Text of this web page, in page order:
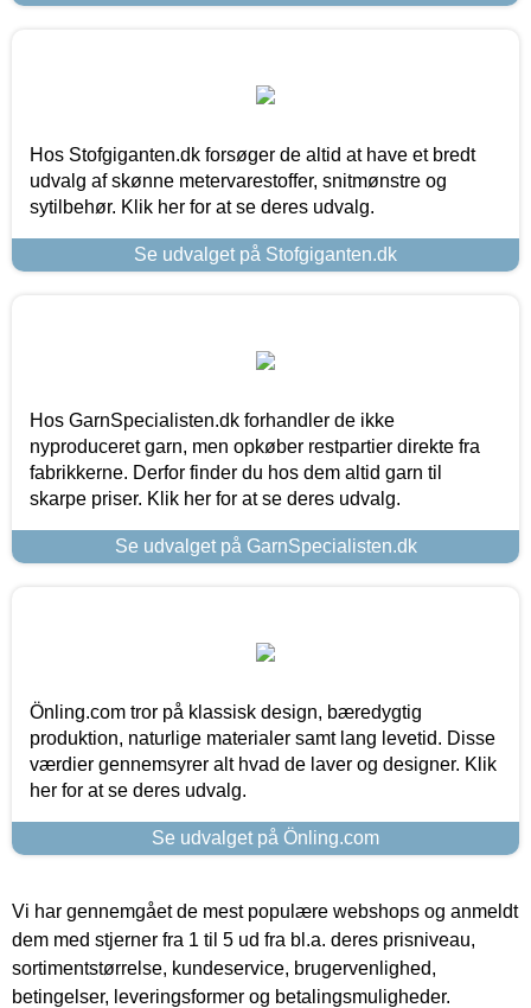
Hos Stofgiganten.dk forsøger de altid at have et bredt
udvalg af skønne metervarestoffer, snitmønstre og
sytilbehør. Klik her for at se deres udvalg.
Se udvalget på Stofgiganten.dk
Hos GarnSpecialisten.dk forhandler de ikke
nyproduceret garn, men opkøber restpartier direkte fra
fabrikkerne. Derfor finder du hos dem altid garn til
skarpe priser. Klik her for at se deres udvalg.
Se udvalget på GarnSpecialisten.dk
Önling.com tror på klassisk design, bæredygtig
produktion, naturlige materialer samt lang levetid. Disse
værdier gennemsyrer alt hvad de laver og designer. Klik
her for at se deres udvalg.
Se udvalget på Önling.com
Vi har gennemgået de mest populære webshops og anmeldt
dem med stjerner fra 1 til 5 ud fra bl.a. deres prisniveau,
sortimentstørrelse, kundeservice, brugervenlighed,
betingelser, leveringsformer og betalingsmuligheder.